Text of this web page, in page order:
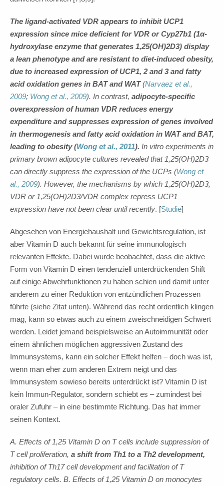
The ligand-activated VDR appears to inhibit UCP1
expression since mice deficient for VDR or Cyp27b1 (1α-
hydroxylase enzyme that generates 1,25(OH)2D3) display
a lean phenotype and are resistant to diet-induced obesity,
due to increased expression of UCP1, 2 and 3 and fatty
acid oxidation genes in BAT and WAT(Narvaez et al.,
2009; Wong et al., 2009). In contrast, adipocyte-specific
overexpression of human VDR reduces energy
expenditure and suppresses expression of genes involved
in thermogenesis and fatty acid oxidation in WAT and BAT,
leading to obesity (Wong et al., 2011). In vitro experiments in
primary brown adipocyte cultures revealed that 1,25(OH)2D3
can directly suppress the expression of the UCPs (Wong et
al., 2009). However, the mechanisms by which 1,25(OH)2D3,
VDR or 1,25(OH)2D3/VDR complex repress UCP1
expression have not been clear until recently. [Studie]
Abgesehen von Energiehaushalt und Gewichtsregulation, ist
aber Vitamin D auch bekannt für seine immunologisch
relevanten Effekte. Dabei wurde beobachtet, dass die aktive
Form von Vitamin D einen tendenziell unterdrückenden Shift
auf einige Abwehrfunktionen zu haben schien und damit unter
anderem zu einer Reduktion von entzündlichen Prozessen
führte (siehe Zitat unten). Während das recht ordentlich klingen
mag, kann so etwas auch zu einem zweischneidigen Schwert
werden. Leidet jemand beispielsweise an Autoimmunität oder
einem ähnlichen möglichen aggressiven Zustand des
Immunsystems, kann ein solcher Effekt helfen – doch was ist,
wenn man eher zum anderen Extrem neigt und das
Immunsystem sowieso bereits unterdrückt ist? Vitamin D ist
kein Immun-Regulator, sondern schiebt es – zumindest bei
oraler Zufuhr – in eine bestimmte Richtung. Das hat immer
seinen Kontext.
A. Effects of 1,25 Vitamin D on T cells include suppression of
T cell proliferation, a shift from Th1 to a Th2 development,
inhibition of Th17 cell development and facilitation of T
regulatory cells. B. Effects of 1,25 Vitamin D on monocytes